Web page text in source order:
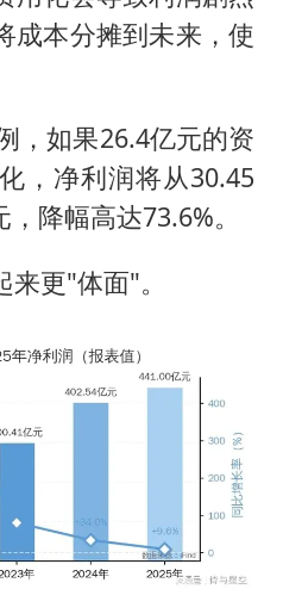
成本分摊到未来，使
，如果26.4亿元的资
，净利润将从30.45
降幅高达73.6%。
更"体面"。